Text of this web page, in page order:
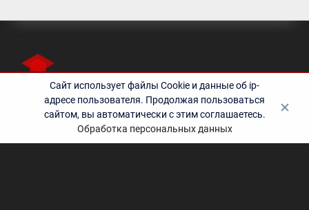
Полезные ссылки
Сайт использует файлы Cookie и данные об ip-
адресе пользователя. Продолжая пользоваться
сайтом, вы автоматически с этим соглашаетесь.
Обработка персональных данных